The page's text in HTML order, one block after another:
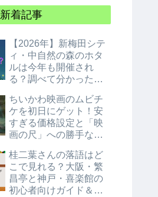
新着記事
【2026年】新梅田シテ
ィ・中自然の森のホタ
ルは今年も開催され
る？調べて分かった衝
ちいかわ映画のムビチ
ケを初日にゲット！安
すぎる価格設定と「映
画の尺」への勝手な考
桂二葉さんの落語はど
こで見れる？大阪・繁
昌亭と神戸・喜楽館の
初心者向けガイド＆基